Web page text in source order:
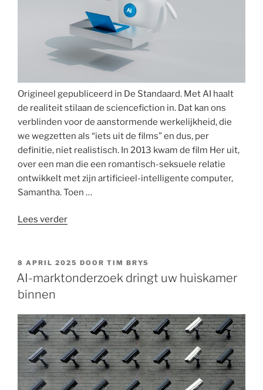
Origineel gepubliceerd in De Standaard. Met AI haalt
de realiteit stilaan de sciencefiction in. Dat kan ons
verblinden voor de aanstormende werkelijkheid, die
we wegzetten als “iets uit de films” en dus, per
definitie, niet realistisch. In 2013 kwam de film Her uit,
over een man die een romantisch-seksuele relatie
ontwikkelt met zijn artificieel-intelligente computer,
Samantha. Toen …
Lees verder“Gezelschapsbots
maar
uw
GEPLAATST
OP
8 APRIL 2025 DOOR TIM BRYS
AI-marktonderzoek dringt uw huiskamer
binnen